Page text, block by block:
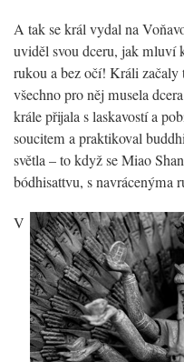
A tak se král vydal na
uviděl svou dceru, jak mluví
rukou a bez očí! Králi
všechno pro něj musela
krále přijala s laskavostí a
soucitem a praktikoval
světla – to když se Miao
bódhisattvu, s navrácenýma
V